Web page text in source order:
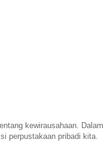
kewirausahaan. Dalam
perpustakaan pribadi kita.